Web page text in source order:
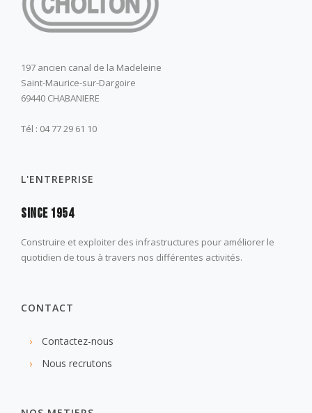
197 ancien canal de la Madeleine
Saint-Maurice-sur-Dargoire
69440 CHABANIERE
Tél : 04 77 29 61 10
L'ENTREPRISE
Since 1954
Construire et exploiter des infrastructures pour améliorer le
quotidien de tous à travers nos différentes activités.
CONTACT
Contactez-nous
Nous recrutons